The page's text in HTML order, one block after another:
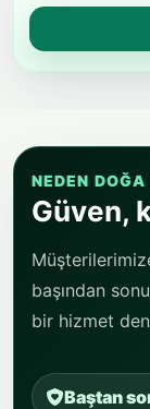
NEDEN
Güven,
başından
bir hizmet
Baştan